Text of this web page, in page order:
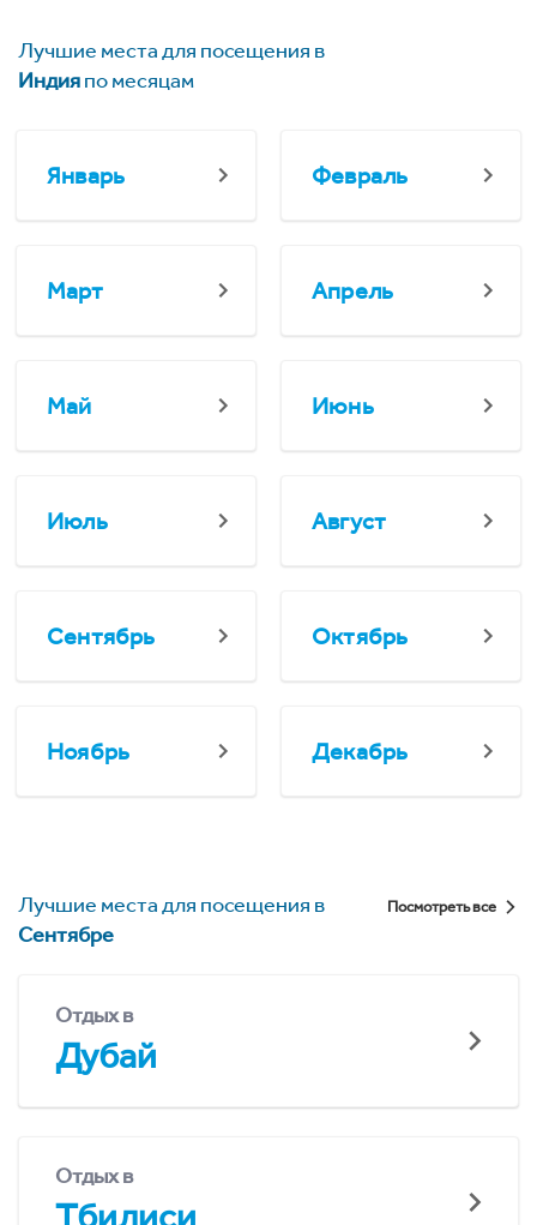
Лучшие места для посещения в
Индияпо месяцам
Январь Февраль
Март Апрель
Май Июнь
Июль Август
Сентябрь Октябрь
Ноябрь Декабрь
Лучшие места для посещения в
Сентябре
Посмотреть все
Отдых в
Дубай
Отдых в